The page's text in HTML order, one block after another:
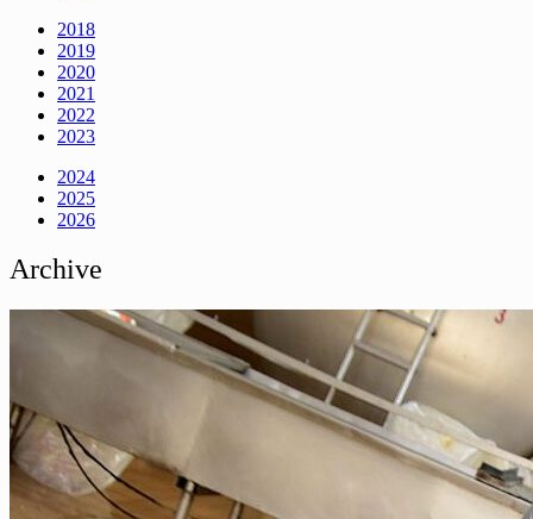
2018
2019
2020
2021
2022
2023
2024
2025
2026
Archive